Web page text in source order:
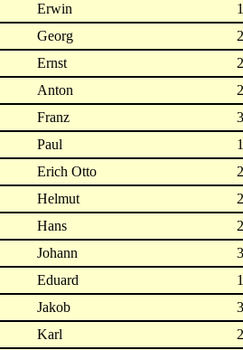
Erwin
Georg
Ernst
Anton
Franz
Paul
Erich Otto
Helmut
Hans
Johann
Eduard
Jakob
Karl